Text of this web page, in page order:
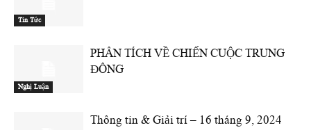
Tin Tức
Nghị Luận
PHÂN TÍCH VỀ CHIẾN CUỘC TRUNG
ĐÔNG
Thông tin & Giải trí – 16 tháng 9, 2024